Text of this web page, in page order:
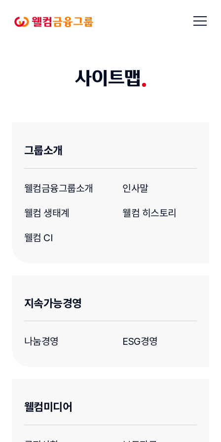
바로가기
메뉴
열기
사이트맵
그룹소개
웰컴금융그룹소개 인사말
웰컴 생태계 웰컴 히스토리
웰컴 CI
지속가능경영
나눔경영 ESG경영
웰컴미디어